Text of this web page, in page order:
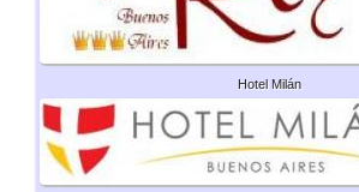
Hotel Milán